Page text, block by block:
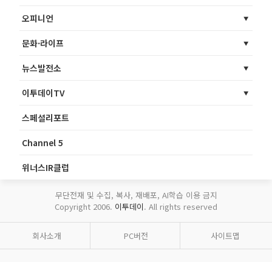
오피니언
문화·라이프
뉴스발전소
이투데이TV
스페셜리포트
Channel 5
위너스IR클럽
무단전재 및 수집, 복사, 재배포, AI학습 이용 금지
Copyright 2006. 이투데이. All rights reserved
회사소개 PC버전 사이트맵